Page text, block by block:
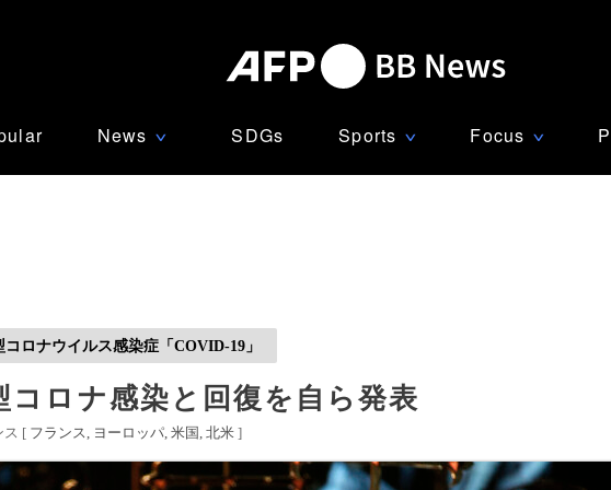
News ∨ SDGs Sports ∨ Focus ∨
ロナウイルス感染症「COVID-19」
コロナ感染と回復を自ら発表
ス [ フランス ヨーロッパ 米国 北米 ]